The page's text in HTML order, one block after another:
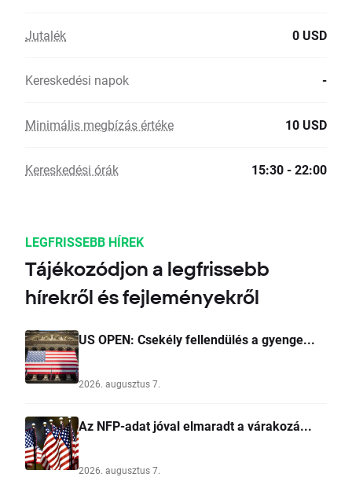
Jutalék 0 USD
Kereskedési napok -
Minimális megbízás értéke 10 USD
Kereskedési órák 15:30 - 22:00
LEGFRISSEBB HÍREK
Tájékozódjon a legfrissebb
hírekről és fejleményekről
US OPEN: Csekély fellendülés a gyenge...
2026. augusztus 7.
Az NFP-adat jóval elmaradt a várakozá...
2026. augusztus 7.